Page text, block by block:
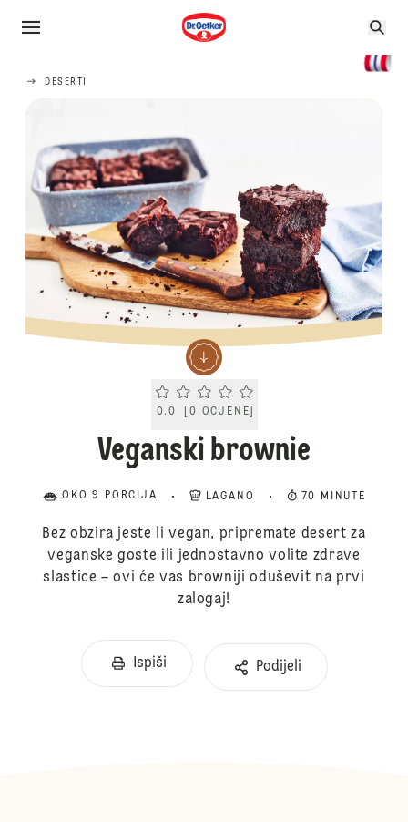
DESERTI
Current rating 0.0. Click to rate.
0.0 0 OCJENE
Veganski brownie
OKO 9 PORCIJA LAGANO 70 MINUTE
Bez obzira jeste li vegan, pripremate desert za
veganske goste ili jednostavno volite zdrave
slastice – ovi će vas browniji oduševit na prvi
zalogaj!
Ispiši Podijeli